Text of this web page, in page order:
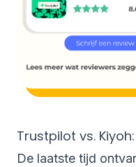
Trustpilot vs.
De laatste tijd